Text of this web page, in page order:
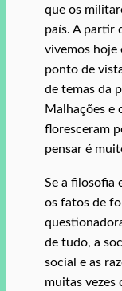
que os
país. A partir
vivemos hoje
ponto de
de temas da
Malhações e
floresceram
pensar é
Se a filosofia
os fatos de
de tudo, a
social e as
muitas vezes